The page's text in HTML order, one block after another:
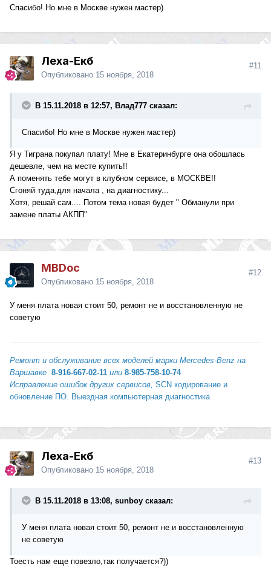
Спасибо! Но мне в Москве нужен мастер)
Леха-Екб
Опубликовано 15 ноября, 2018
#11
В 15.11.2018 в 12:57, Влад777 сказал:
Спасибо! Но мне в Москве нужен мастер)
Я у Тиграна покупал плату! Мне в Екатеринбурге она обошлась
дешевле, чем на месте купить!!
А поменять тебе могут в клубном сервисе, в МОСКВЕ!!
Сгоняй туда,для начала , на диагностику...
Хотя, решай сам.... Потом тема новая будет " Обманули при
замене платы АКПП"
MBDoc
Опубликовано 15 ноября, 2018
#12
У меня плата новая стоит 50, ремонт не и восстановленную не
советую
Ремонт и обслуживание всех моделей марки Mercedes-Benz на
Варшавке 8-916-667-02-11 или 8-985-758-10-74
Исправление ошибок других сервисов, SCN кодирование и
обновление ПО. Выездная компьютерная диагностика
Леха-Екб
Опубликовано 15 ноября, 2018
#13
В 15.11.2018 в 13:08, sunboy сказал:
У меня плата новая стоит 50, ремонт не и восстановленную
не советую
Тоесть нам еще повезло,так получается?))